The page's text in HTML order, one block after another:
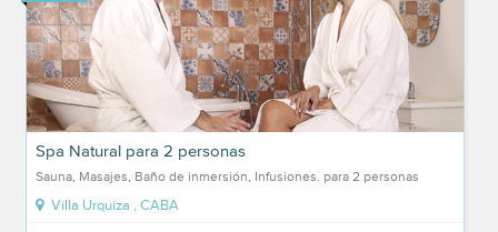
Spa Natural para 2 personas
Sauna, Masajes, Baño de inmersión, Infusiones. para 2 personas
Villa Urquiza , CABA